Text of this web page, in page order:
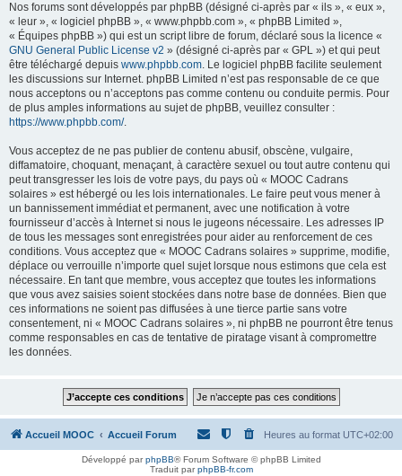
Nos forums sont développés par phpBB (désigné ci-après par « ils », « eux »,
« leur », « logiciel phpBB », « www.phpbb.com », « phpBB Limited »,
« Équipes phpBB ») qui est un script libre de forum, déclaré sous la licence «
GNU General Public License v2 » (désigné ci-après par « GPL ») et qui peut
être téléchargé depuis www.phpbb.com. Le logiciel phpBB facilite seulement
les discussions sur Internet. phpBB Limited n’est pas responsable de ce que
nous acceptons ou n’acceptons pas comme contenu ou conduite permis. Pour
de plus amples informations au sujet de phpBB, veuillez consulter :
https://www.phpbb.com/.
Vous acceptez de ne pas publier de contenu abusif, obscène, vulgaire,
diffamatoire, choquant, menaçant, à caractère sexuel ou tout autre contenu qui
peut transgresser les lois de votre pays, du pays où « MOOC Cadrans
solaires » est hébergé ou les lois internationales. Le faire peut vous mener à
un bannissement immédiat et permanent, avec une notification à votre
fournisseur d’accès à Internet si nous le jugeons nécessaire. Les adresses IP
de tous les messages sont enregistrées pour aider au renforcement de ces
conditions. Vous acceptez que « MOOC Cadrans solaires » supprime, modifie,
déplace ou verrouille n’importe quel sujet lorsque nous estimons que cela est
nécessaire. En tant que membre, vous acceptez que toutes les informations
que vous avez saisies soient stockées dans notre base de données. Bien que
ces informations ne soient pas diffusées à une tierce partie sans votre
consentement, ni « MOOC Cadrans solaires », ni phpBB ne pourront être tenus
comme responsables en cas de tentative de piratage visant à compromettre
les données.
Accueil MOOC Accueil Forum Heures au format UTC+02:00
Développé parphpBB® Forum Software © phpBB Limited
Traduit parphpBB-fr.com